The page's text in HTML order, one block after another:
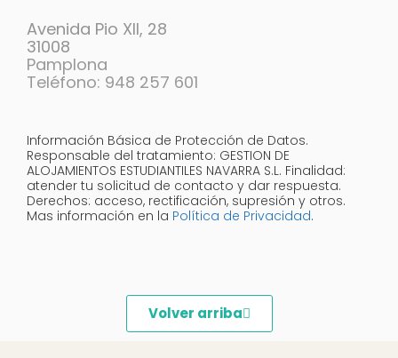
Avenida Pio XII, 28
31008
Pamplona
Teléfono: 948 257 601
Información Básica de Protección de Datos.
Responsable del tratamiento: GESTION DE
ALOJAMIENTOS ESTUDIANTILES NAVARRA S.L. Finalidad:
atender tu solicitud de contacto y dar respuesta.
Derechos: acceso, rectificación, supresión y otros.
Mas información en la Política de Privacidad.
Volver arriba